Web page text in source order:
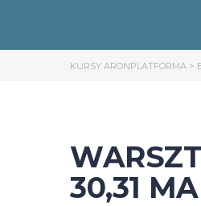
KURSY ARONPLATFORMA >
30,31